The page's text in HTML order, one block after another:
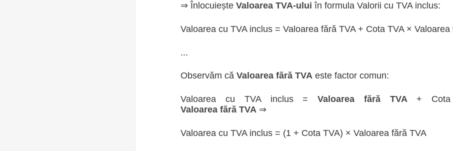
⇒ ÎnlocuieșteValoarea TVA-ului în formula Valorii cu TVA inclus:
Valoarea cu TVA inclus = Valoarea fără TVA + Cota TVA × Valoarea
...
Observăm căValoarea fără TVA este factor comun:
Valoarea cu TVA inclus =Valoarea fără TVA+ Cota
Valoarea fără TVA ⇒
Valoarea cu TVA inclus = (1 + Cota TVA) × Valoarea fără TVA